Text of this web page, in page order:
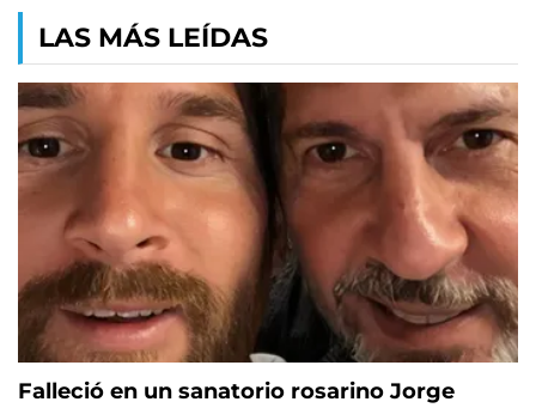
LAS MÁS LEÍDAS
Falleció en un sanatorio rosarino Jorge